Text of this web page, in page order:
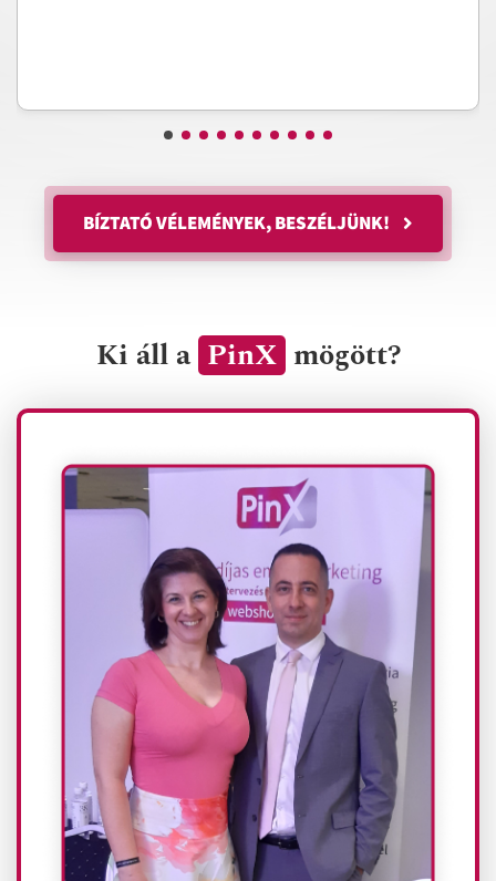
BÍZTATÓ VÉLEMÉNYEK, BESZÉLJÜNK!
Ki áll a PinX mögött?